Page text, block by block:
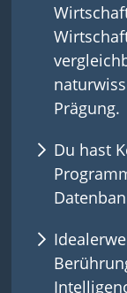
Prägung.
Du hast